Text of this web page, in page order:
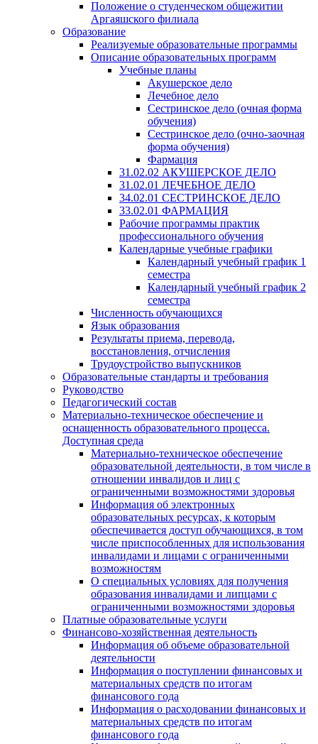
Положение о студенческом общежитии
Аргаяшского филиала
Образование
Реализуемые образовательные программы
Описание образовательных программ
Учебные планы
Акушерское дело
Лечебное дело
Сестринское дело (очная форма
обучения)
Сестринское дело (очно-заочная
форма обучения)
Фармация
31.02.02 АКУШЕРСКОЕ ДЕЛО
31.02.01 ЛЕЧЕБНОЕ ДЕЛО
34.02.01 СЕСТРИНСКОЕ ДЕЛО
33.02.01 ФАРМАЦИЯ
Рабочие программы практик
профессионального обучения
Календарные учебные графики
Календарный учебный график 1
семестра
Календарный учебный график 2
семестра
Численность обучающихся
Язык образования
Результаты приема, перевода,
восстановления, отчисления
Трудоустройство выпускников
Образовательные стандарты и требования
Руководство
Педагогический состав
Материально-техническое обеспечение и
оснащенность образовательного процесса.
Доступная среда
Материально-техническое обеспечение
образовательной деятельности, в том числе в
отношении инвалидов и лиц с
ограниченными возможностями здоровья
Информация об электронных
образовательных ресурсах, к которым
обеспечивается доступ обучающихся, в том
числе приспособленных для использования
инвалидами и лицами с ограниченными
возможностям
О специальных условиях для получения
образования инвалидами и липцами с
ограниченными возможностями здоровья
Платные образовательные услуги
Финансово-хозяйственная деятельность
Информация об объеме образовательной
деятельности
Информация о поступлении финансовых и
материальных средств по итогам
финансового года
Информация о расходовании финансовых и
материальных средств по итогам
финансового года